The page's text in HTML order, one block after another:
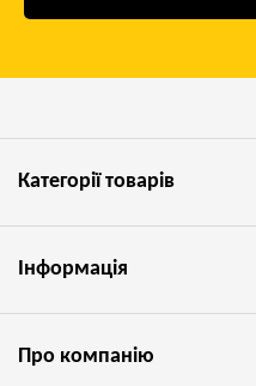
Категорії товарів
Інформація
Про компанію